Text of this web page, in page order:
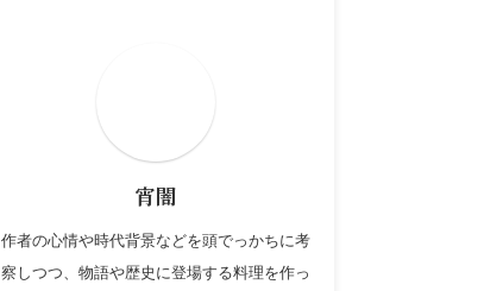
宵闇
作者の心情や時代背景などを頭でっかちに考
察しつつ、物語や歴史に登場する料理を作っ